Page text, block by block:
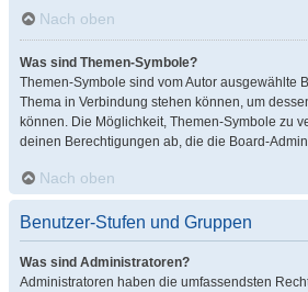
Nach oben
Was sind Themen-Symbole?
Themen-Symbole sind vom Autor ausgewählte
Thema in Verbindung stehen können, um
können. Die Möglichkeit, Themen-Symbole zu
deinen Berechtigungen ab, die die Board-
Nach oben
Benutzer-Stufen und Gruppen
Was sind Administratoren?
Administratoren haben die umfassendsten